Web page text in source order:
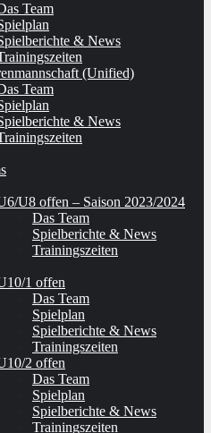
Team
& News
(Unified)
Team
& News
U8 offen – Saison 2023/2024
Das Team
Spielberichte & News
Trainingszeiten
1 offen
Das Team
Spielplan
Spielberichte & News
Trainingszeiten
2 offen
Das Team
Spielplan
Spielberichte & News
Trainingszeiten